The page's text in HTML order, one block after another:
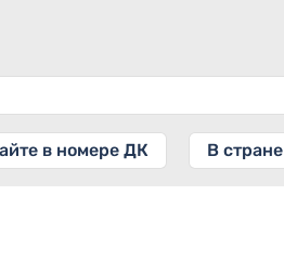
в номере ДК В стране